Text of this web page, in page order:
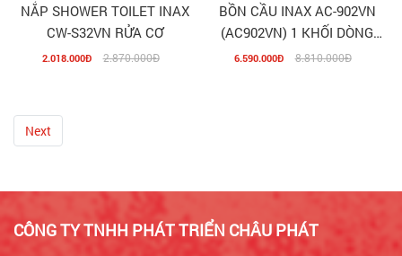
NẮP SHOWER TOILET INAX
CW-S32VN RỬA CƠ
2.018.000Đ 2.870.000Đ
BỒN CẦU INAX AC-902VN
(AC902VN) 1 KHỐI DÒNG
S200
6.590.000Đ 8.810.000Đ
Next
CÔNG TY TNHH PHÁT TRIỂN CHÂU PHÁT